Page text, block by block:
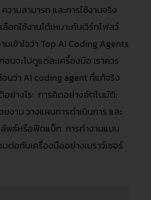
วามสามารถ และการใช้งานจริง
อกใช้งานได้เหมาะกับเวิร์กโฟลว์
เข้าใจว่า Top AI Coding Agents
นจะไปดูแต่ละเครื่องมือ เราควร
อนว่า AI coding agent ที่แท้จริง
ย่างไร: การคิดอย่างอัตโนมัติ:
งาน วางแผนการดำเนินการ และ
พธ์หรือฟีดแบ็ก การทำงานแบบ
ต่อกับเครื่องมืออย่างเบราว์เซอร์